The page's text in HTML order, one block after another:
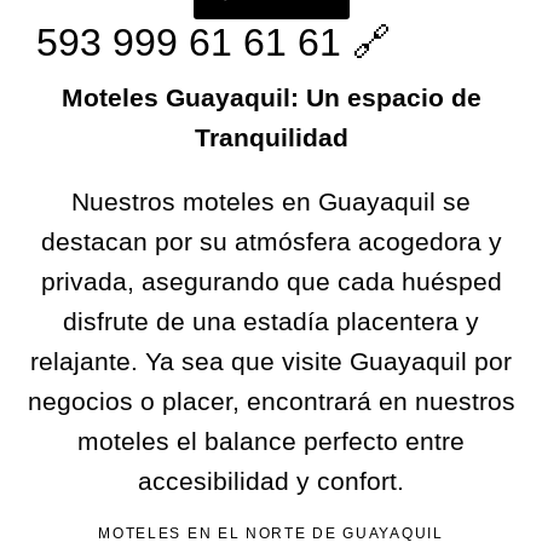
593 999 61 61 61 🔗
Moteles Guayaquil: Un espacio de
Tranquilidad
Nuestros moteles en Guayaquil se
destacan por su atmósfera acogedora y
privada, asegurando que cada huésped
disfrute de una estadía placentera y
relajante. Ya sea que visite Guayaquil por
negocios o placer, encontrará en nuestros
moteles el balance perfecto entre
accesibilidad y confort.
MOTELES EN EL NORTE DE GUAYAQUIL